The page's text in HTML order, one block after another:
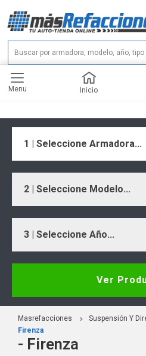
Menu Inicio
1 | Seleccione Armadora...
2 | Seleccione Modelo...
3 | Seleccione Año...
Ver
Masrefacciones Suspensión Y
Firenza
- Firenza